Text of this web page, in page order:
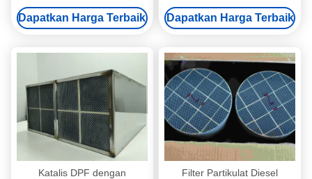
Kapasitas Jelaga Tinggi
dengan Filtrasi Tinggi 95%
Dapatkan Harga Terbaik
Sistem Filter Partikel Diesel
Euro 2-6
Dapatkan Harga Terbaik
Katalis DPF dengan
Filter Partikulat Diesel